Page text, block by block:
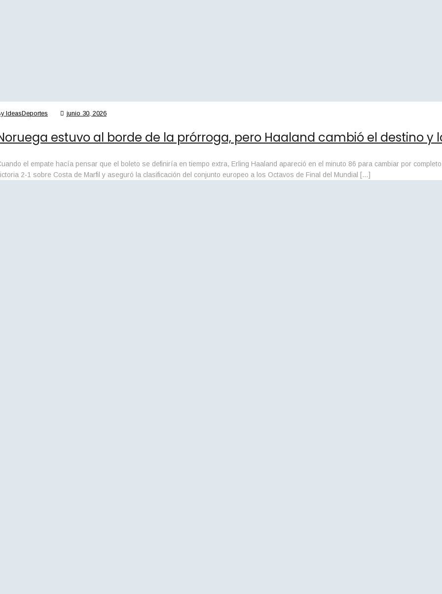
IdeasDeportes junio 30, 2026
estuvo al borde de la prórroga, pero Haaland cambió el destino y
el empate hacía pensar que el boleto se definiría en tiempo extra, Erling Haaland apareció en el minuto 86 para cambiar por
2-1 sobre Costa de Marfil y aseguró la clasificación del conjunto europeo a los Octavos de Final del Mundial […]